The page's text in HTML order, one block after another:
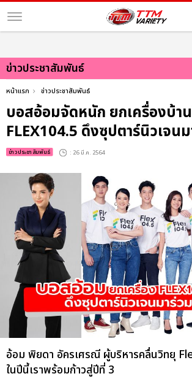
ข่าวประชาสัมพันธ์
หน้าแรก ข่าวประชาสัมพันธ์
บอสอ้อมจัดหนัก ยกเครื่องบ้า
FLEX104.5 ดึงซุปตาร์นิวเจน
ข่าวประชาสัมพันธ์ : 26 มี.ค. 2564
อ้อม พิยดา อัครเศรณี ผู้บริหารคลื่นวิทยุ
ในปีนี้เราพร้อมก้าวสู่ปีที่ 3